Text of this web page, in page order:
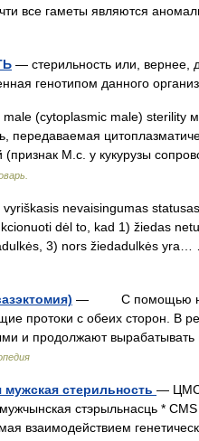
все гаметы являются
— стерильность или, вернее,
генотипом данного
(cytoplasmic male) sterility
передаваемая
(признак М.с. у кукурузы
nevaisingumas
dėl to, kad 1) žiedas
3) nors žiedadulkės
— С помощью
протоки с обеих сторон. В
и продолжают
стерильность — ЦМС,
стэрыльнасць *
взаимодействием